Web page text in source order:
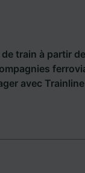
train à partir
avec